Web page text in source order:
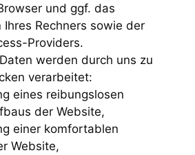
und ggf. das
Rechners sowie der
Providers.
werden durch uns zu
verarbeitet:
eines reibungslosen
der Website,
einer komfortablen
Website,